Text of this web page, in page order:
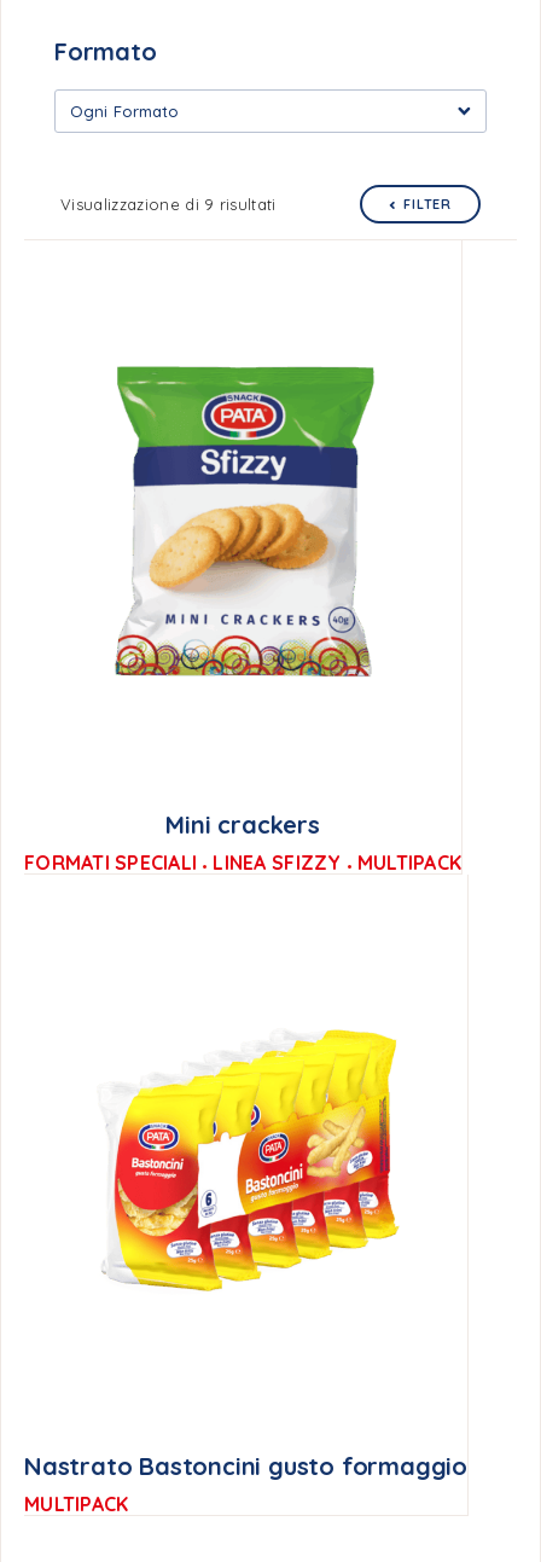
Formato
Ogni Formato
Visualizzazione di 9 risultati FILTER
Mini crackers
FORMATI SPECIALI LINEA SFIZZY MULTIPACK
Nastrato Bastoncini gusto formaggio
MULTIPACK